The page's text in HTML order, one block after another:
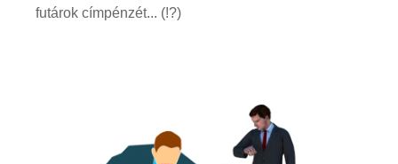
futárok címpénzét... (!?)